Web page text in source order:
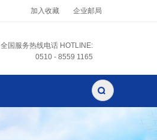
加入收藏 企业邮局
全国服务热线电话 HOTLINE:
0510 - 8559 1165